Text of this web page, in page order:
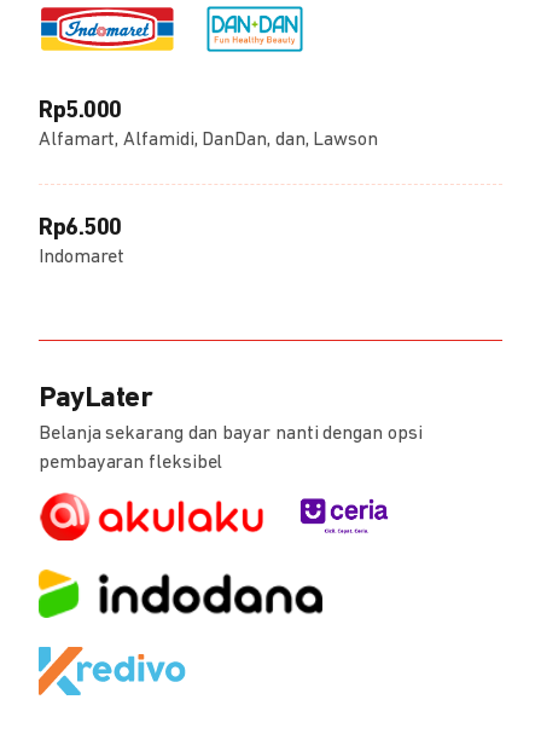
Rp5.000
Alfamart, Alfamidi, DanDan, dan, Lawson
Rp6.500
Indomaret
PayLater
Belanja sekarang dan bayar nanti dengan opsi
pembayaran fleksibel